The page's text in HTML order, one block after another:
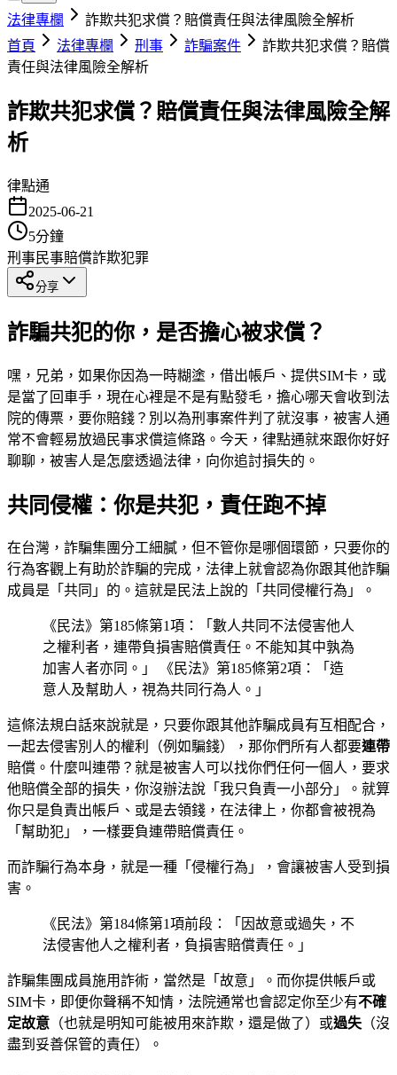
法律專欄
詐欺共犯求償？賠償責任與法律風險全解析
首頁
法律專欄 刑事 詐騙案件
詐欺共犯求償？賠償
責任與法律風險全解析
詐欺共犯求償？賠償責任與法律風險全解
析
律點通
2025-06-21
5分鐘
刑事民事賠償詐欺犯罪
分享
詐騙共犯的你，是否擔心被求償？
嘿，兄弟，如果你因為一時糊塗，借出帳戶、提供SIM卡，或
是當了回車手，現在心裡是不是有點發毛，擔心哪天會收到法
院的傳票，要你賠錢？別以為刑事案件判了就沒事，被害人通
常不會輕易放過民事求償這條路。今天，律點通就來跟你好好
聊聊，被害人是怎麼透過法律，向你追討損失的。
共同侵權：你是共犯，責任跑不掉
在台灣，詐騙集團分工細膩，但不管你是哪個環節，只要你的
行為客觀上有助於詐騙的完成，法律上就會認為你跟其他詐騙
成員是「共同」的。這就是民法上說的「共同侵權行為」。
《民法》第185條第1項：「數人共同不法侵害他人
之權利者，連帶負損害賠償責任。不能知其中孰為
加害人者亦同。」 《民法》第185條第2項：「造
意人及幫助人，視為共同行為人。」
這條法規白話來說就是，只要你跟其他詐騙成員有互相配合，
一起去侵害別人的權利（例如騙錢），那你們所有人都要連帶
賠償。什麼叫連帶？就是被害人可以找你們任何一個人，要求
他賠償全部的損失，你沒辦法說「我只負責一小部分」。就算
你只是負責出帳戶、或是去領錢，在法律上，你都會被視為
「幫助犯」，一樣要負連帶賠償責任。
而詐騙行為本身，就是一種「侵權行為」，會讓被害人受到損
害。
《民法》第184條第1項前段：「因故意或過失，不
法侵害他人之權利者，負損害賠償責任。」
詐騙集團成員施用詐術，當然是「故意」。而你提供帳戶或
SIM卡，即便你聲稱不知情，法院通常也會認定你至少有不確
定故意 （也就是明知可能被用來詐欺，還是做了）或過失 （沒
盡到妥善保管的責任）。